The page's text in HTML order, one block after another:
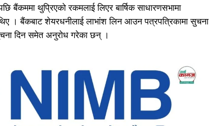
बैंकममा थुप्रिएको रकमलाई लिएर बार्षिक साधारणसभामा
। बैंकबाट शेयरधनीलाई लाभांश लिन आउन पत्रपत्रिकामा सुचना
दिन समेत अनुरोध गरेका छन् ।